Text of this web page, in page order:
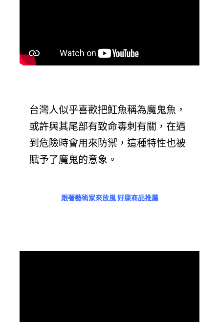
台灣人似乎喜歡把魟魚稱為魔鬼魚，
或許與其尾部有致命毒刺有關，在遇
到危險時會用來防禦，這種特性也被
賦予了魔鬼的意象。
跟著藝術家來放風 好康商品推薦